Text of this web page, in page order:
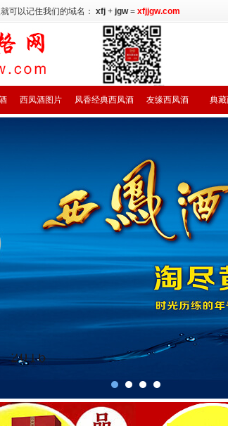
可以记住我们的域名： xfj + jgw= xfjjgw.com
西凤酒图片 凤香经典西凤酒 友缘西凤酒 典